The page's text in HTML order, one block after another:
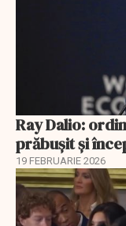
Ray Dalio:
prăbușit și
19 FEBRUARIE 2026